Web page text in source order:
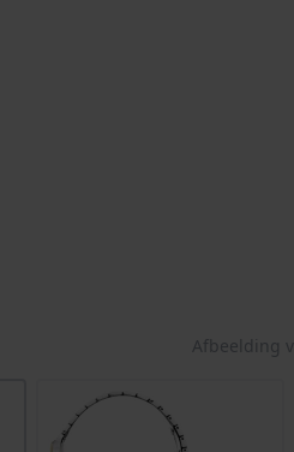
Afbeelding